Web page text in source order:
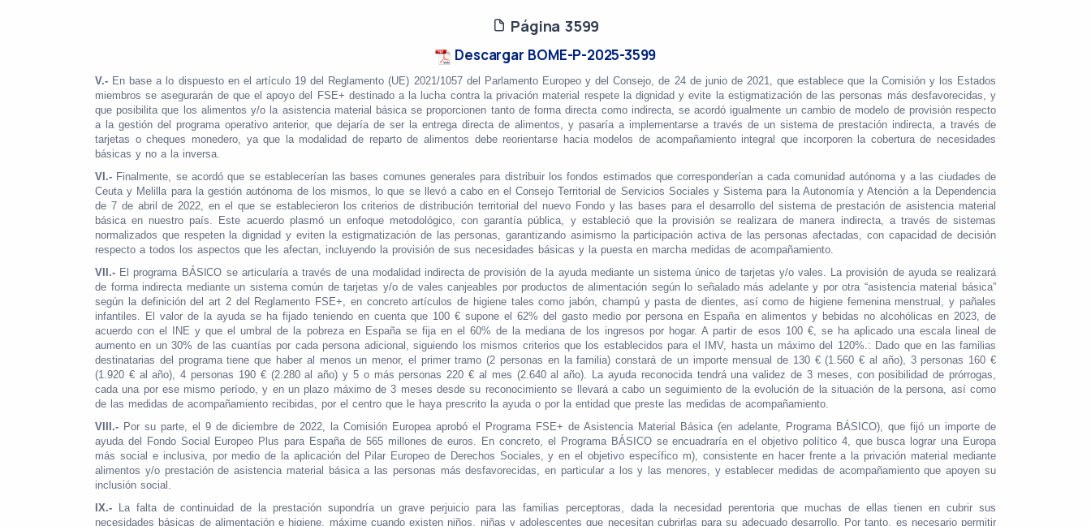
Página 3599
Descargar BOME-P-2025-3599
V.- En base a lo dispuesto en el artículo 19 del Reglamento (UE) 2021/1057 del Parlamento Europeo y del Consejo, de 24 de junio de 2021, que establece que la Comisión y los Estados
miembros se asegurarán de que el apoyo del FSE+ destinado a la lucha contra la privación material respete la dignidad y evite la estigmatización de las personas más desfavorecidas, y
que posibilita que los alimentos y/o la asistencia material básica se proporcionen tanto de forma directa como indirecta, se acordó igualmente un cambio de modelo de provisión respecto
a la gestión del programa operativo anterior, que dejaría de ser la entrega directa de alimentos, y pasaría a implementarse a través de un sistema de prestación indirecta, a través de
tarjetas o cheques monedero, ya que la modalidad de reparto de alimentos debe reorientarse hacia modelos de acompañamiento integral que incorporen la cobertura de necesidades
básicas y no a la inversa.
VI.- Finalmente, se acordó que se establecerían las bases comunes generales para distribuir los fondos estimados que corresponderían a cada comunidad autónoma y a las ciudades de
Ceuta y Melilla para la gestión autónoma de los mismos, lo que se llevó a cabo en el Consejo Territorial de Servicios Sociales y Sistema para la Autonomía y Atención a la Dependencia
de 7 de abril de 2022, en el que se establecieron los criterios de distribución territorial del nuevo Fondo y las bases para el desarrollo del sistema de prestación de asistencia material
básica en nuestro país. Este acuerdo plasmó un enfoque metodológico, con garantía pública, y estableció que la provisión se realizara de manera indirecta, a través de sistemas
normalizados que respeten la dignidad y eviten la estigmatización de las personas, garantizando asimismo la participación activa de las personas afectadas, con capacidad de decisión
respecto a todos los aspectos que les afectan, incluyendo la provisión de sus necesidades básicas y la puesta en marcha medidas de acompañamiento.
VII.- El programa BÁSICO se articularía a través de una modalidad indirecta de provisión de la ayuda mediante un sistema único de tarjetas y/o vales. La provisión de ayuda se realizará
de forma indirecta mediante un sistema común de tarjetas y/o de vales canjeables por productos de alimentación según lo señalado más adelante y por otra “asistencia material básica”
según la definición del art 2 del Reglamento FSE+, en concreto artículos de higiene tales como jabón, champú y pasta de dientes, así como de higiene femenina menstrual, y pañales
infantiles. El valor de la ayuda se ha fijado teniendo en cuenta que 100 € supone el 62% del gasto medio por persona en España en alimentos y bebidas no alcohólicas en 2023, de
acuerdo con el INE y que el umbral de la pobreza en España se fija en el 60% de la mediana de los ingresos por hogar. A partir de esos 100 €, se ha aplicado una escala lineal de
aumento en un 30% de las cuantías por cada persona adicional, siguiendo los mismos criterios que los establecidos para el IMV, hasta un máximo del 120%.: Dado que en las familias
destinatarias del programa tiene que haber al menos un menor, el primer tramo (2 personas en la familia) constará de un importe mensual de 130 € (1.560 € al año), 3 personas 160 €
(1.920 € al año), 4 personas 190 € (2.280 al año) y 5 o más personas 220 € al mes (2.640 al año). La ayuda reconocida tendrá una validez de 3 meses, con posibilidad de prórrogas,
cada una por ese mismo período, y en un plazo máximo de 3 meses desde su reconocimiento se llevará a cabo un seguimiento de la evolución de la situación de la persona, así como
de las medidas de acompañamiento recibidas, por el centro que le haya prescrito la ayuda o por la entidad que preste las medidas de acompañamiento.
VIII.- Por su parte, el 9 de diciembre de 2022, la Comisión Europea aprobó el Programa FSE+ de Asistencia Material Básica (en adelante, Programa BÁSICO), que fijó un importe de
ayuda del Fondo Social Europeo Plus para España de 565 millones de euros. En concreto, el Programa BÁSICO se encuadraría en el objetivo político 4, que busca lograr una Europa
más social e inclusiva, por medio de la aplicación del Pilar Europeo de Derechos Sociales, y en el objetivo específico m), consistente en hacer frente a la privación material mediante
alimentos y/o prestación de asistencia material básica a las personas más desfavorecidas, en particular a los y las menores, y establecer medidas de acompañamiento que apoyen su
inclusión social.
IX.- La falta de continuidad de la prestación supondría un grave perjuicio para las familias perceptoras, dada la necesidad perentoria que muchas de ellas tienen en cubrir sus
necesidades básicas de alimentación e higiene, máxime cuando existen niños, niñas y adolescentes que necesitan cubrirlas para su adecuado desarrollo. Por tanto, es necesario permitir